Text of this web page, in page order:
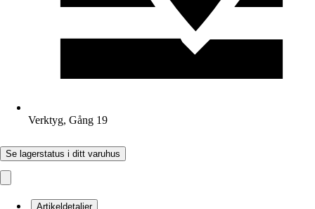
Verktyg, Gång 19
Se lagerstatus i ditt varuhus
Artikeldetaljer